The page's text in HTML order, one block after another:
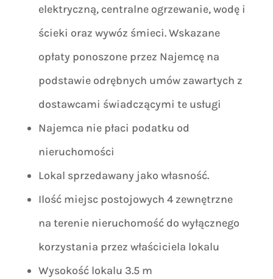
elektryczną, centralne ogrzewanie, wodę i
ścieki oraz wywóz śmieci. Wskazane
opłaty ponoszone przez Najemcę na
podstawie odrębnych umów zawartych z
dostawcami świadczącymi te usługi
Najemca nie płaci podatku od
nieruchomości
Lokal sprzedawany jako własność.
Ilość miejsc postojowych 4 zewnętrzne
na terenie nieruchomość do wyłącznego
korzystania przez właściciela lokalu
Wysokość lokalu 3.5 m